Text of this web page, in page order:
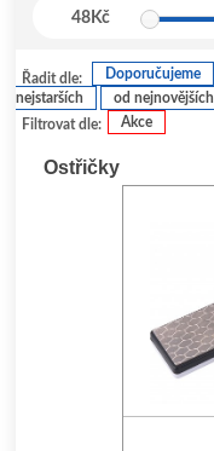
48Kč
Filtrovat dle: Akce
Řadit dle: Doporučujeme
nejstarších
od nejnovějších
Ostřičky